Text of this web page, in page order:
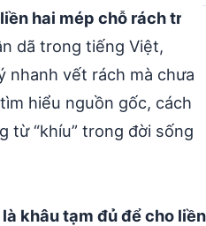
hai mép chỗ rách trên
dã trong tiếng Việt,
nhanh vết rách mà chưa
hiểu nguồn gốc, cách
từ “khíu” trong đời sống
khâu tạm đủ để cho liền